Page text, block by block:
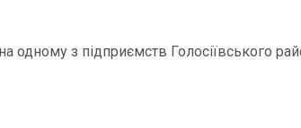
одному з підприємств Голосіївського